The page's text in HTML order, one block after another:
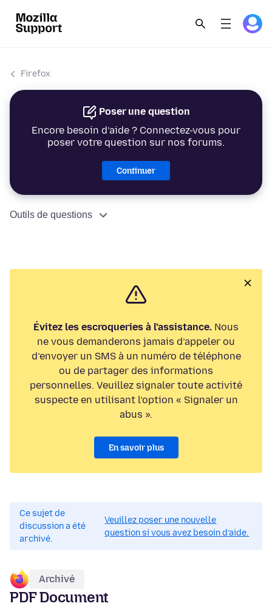
Firefox
Poser une question
Encore besoin d’aide ? Connectez-vous pour
poser votre question sur nos forums.
Continuer
Outils de questions
Évitez les escroqueries à l’assistance. Nous
ne vous demanderons jamais d’appeler ou
d’envoyer un SMS à un numéro de téléphone
ou de partager des informations
personnelles. Veuillez signaler toute activité
suspecte en utilisant l’option « Signaler un
abus ».
En savoir plus
Ce sujet de
discussion a été
archivé.
Veuillez poser une nouvelle
question si vous avez besoin d’aide.
Archivé
PDF Document